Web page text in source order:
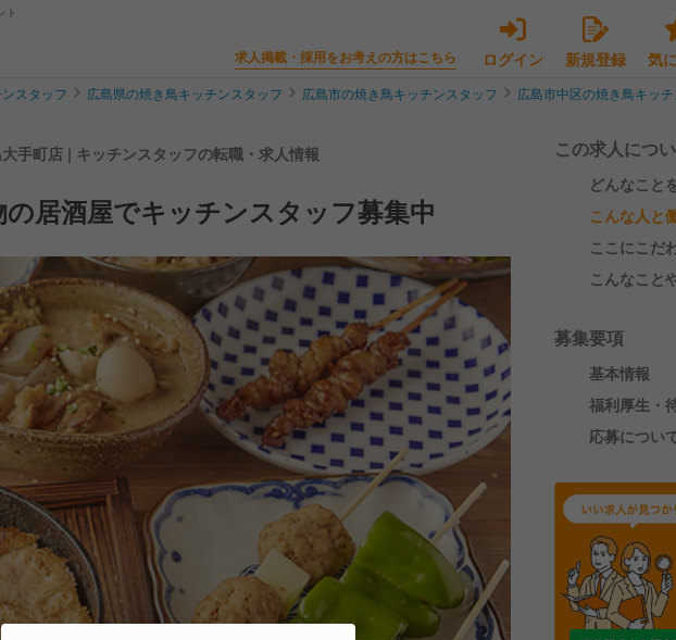
ト
求人掲載・採用をお考えの方はこちら ログイン 新規登録 気
スタッフ 広島県の焼き鳥キッチンスタッフ 広島市の焼き鳥キッチンスタッフ 広島市中区の焼き鳥キッ
手町店 | キッチンスタッフの転職・求人情報
居酒屋でキッチンスタッフ募集中
この求人につ
どんなこと
こんな人と
ここにこだ
こんなこと
募集要項
基本情報
福利厚生・
応募につい